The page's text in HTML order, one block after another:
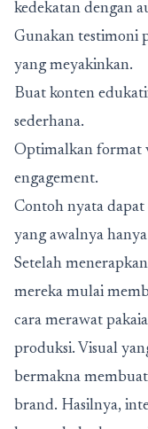
kedekatan dengan
Gunakan testimoni
yang meyakinkan.
Buat konten
sederhana.
Optimalkan format
engagement.
Contoh nyata
yang awalnya
Setelah
mereka mulai
cara merawat
produksi. Visual
bermakna
brand. Hasilnya,